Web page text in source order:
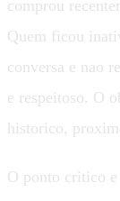
comprou
Quem ficou
conversa e nao
e respeitoso. O
historico,
O ponto critico e